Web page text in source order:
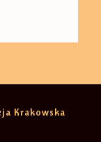
Krakowska